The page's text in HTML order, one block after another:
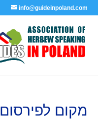
info@guideinpoland.com
מקום לפירסום